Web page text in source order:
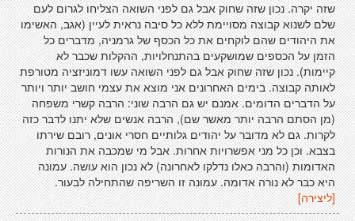
שזה יקרה. נכון שזה שחוק אבל גם לפני השואה הצליחו לגרום לעם
שלם לשנוא קבוצה מסויימת ללא כל סיבה נראית לעיין (אגב, האשימו
את היהודים שהם לוקחים את כל הכסף של גרמניה, מדברים כל
הזמן על הכספים שמושקעים בהתנחלויות, ההקלות שכבר לא
קיימות). נכון שזה שחוק אבל גם לפני השואה עשו דמוניזציה מטורפת
לאותה קבוצה. בימים האחרונים אני מוצא את עצמי חושב יותר ויותר
על הדברים הדומים. אמנם יש גם הרבה שוני: הרבה קשרי משפחה
(מן הסתם הרבה יותר מאשר שם), הרבה אנשים שלא יתנו לדבר כזה
לקרות. גם לא מדובר על יהודים גלותיים חסרי אונים, רובם שירתו
בצבא. וכן כל מני אפשרויות אחרות. אבל מי שמכבה את הנורות
האדומות (והרבה כאלו נדלקו לאחרונה) לא נכון הוא עושה. עמונה
היא כבר לא נורה אדומה. עמונה זו השריפה שהתחילה לבעור.
[ליצירה]